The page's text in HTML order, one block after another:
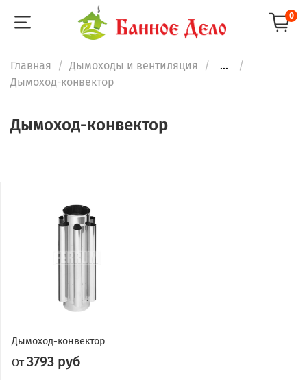
0
Главная Дымоходы и вентиляция
...
Дымоход-конвектор
Дымоход-конвектор
Дымоход-конвектор
От 3793 руб